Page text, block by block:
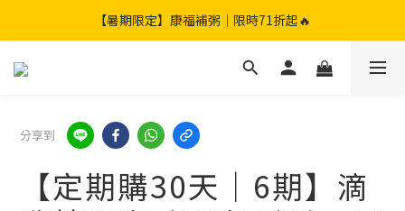
【暑期限定】限定團購組｜加贈兩包滴雞精🎁
【暑期限定】康福補粥｜限時71折起🔥
【暑期限定】限定團購組｜加贈兩包滴雞精🎁
分享到
【定期購30天｜6期】滴